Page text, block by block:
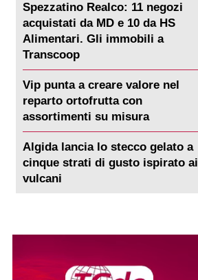
Spezzatino Realco: 11 negozi
acquistati da MD e 10 da HS
Alimentari. Gli immobili a
Transcoop
Vip punta a creare valore nel
reparto ortofrutta con
assortimenti su misura
Algida lancia lo stecco gelato a
cinque strati di gusto ispirato ai
vulcani